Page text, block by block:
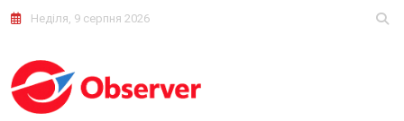
Неділя, 9 серпня 2026